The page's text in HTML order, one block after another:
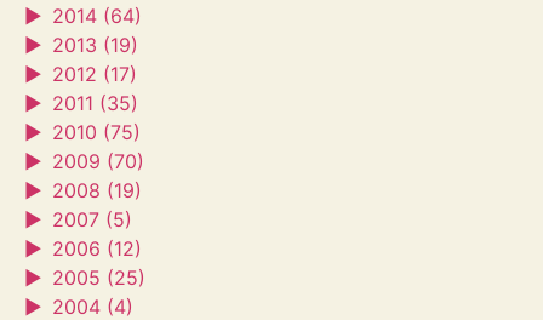
► 2014 (64)
► 2013 (19)
► 2012 (17)
► 2011 (35)
► 2010 (75)
► 2009 (70)
► 2008 (19)
► 2007 (5)
► 2006 (12)
► 2005 (25)
► 2004 (4)